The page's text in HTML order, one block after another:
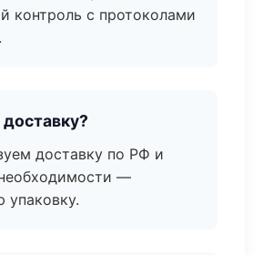
контроль с протоколами
доставку по РФ и
—
упаковку.